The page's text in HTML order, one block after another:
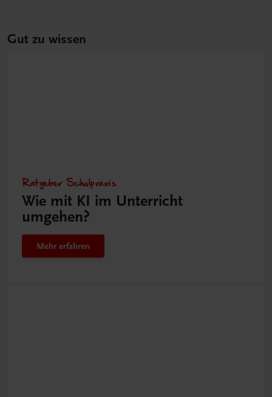
Gut zu wissen
Ratgeber Schulpraxis
Wie mit KI im Unterricht
umgehen?
Mehr erfahren